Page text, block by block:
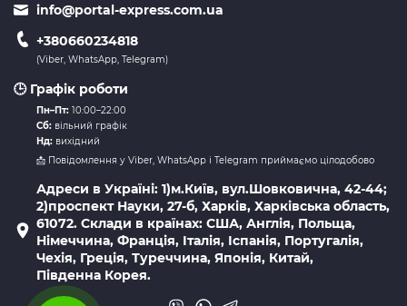
info@portal-express.com.ua
+380660234818
(Viber, WhatsApp, Telegram)
🕒 Графік роботи
Пн–Пт: 10:00–22:00
Сб: вільний графік
Нд: вихідний
📩 Повідомлення у Viber, WhatsApp і Telegram приймаємо цілодобово
Адреси в Україні: 1)м.Київ, вул.Шовковична, 42-44;
2)проспект Науки, 27-б, Харків, Харківська область,
61072. Склади в країнах: США, Англія, Польща,
Німеччина, Франція, Італія, Іспанія, Португалія,
Чехія, Греція, Туреччина, Японія, Китай,
Південна Корея.